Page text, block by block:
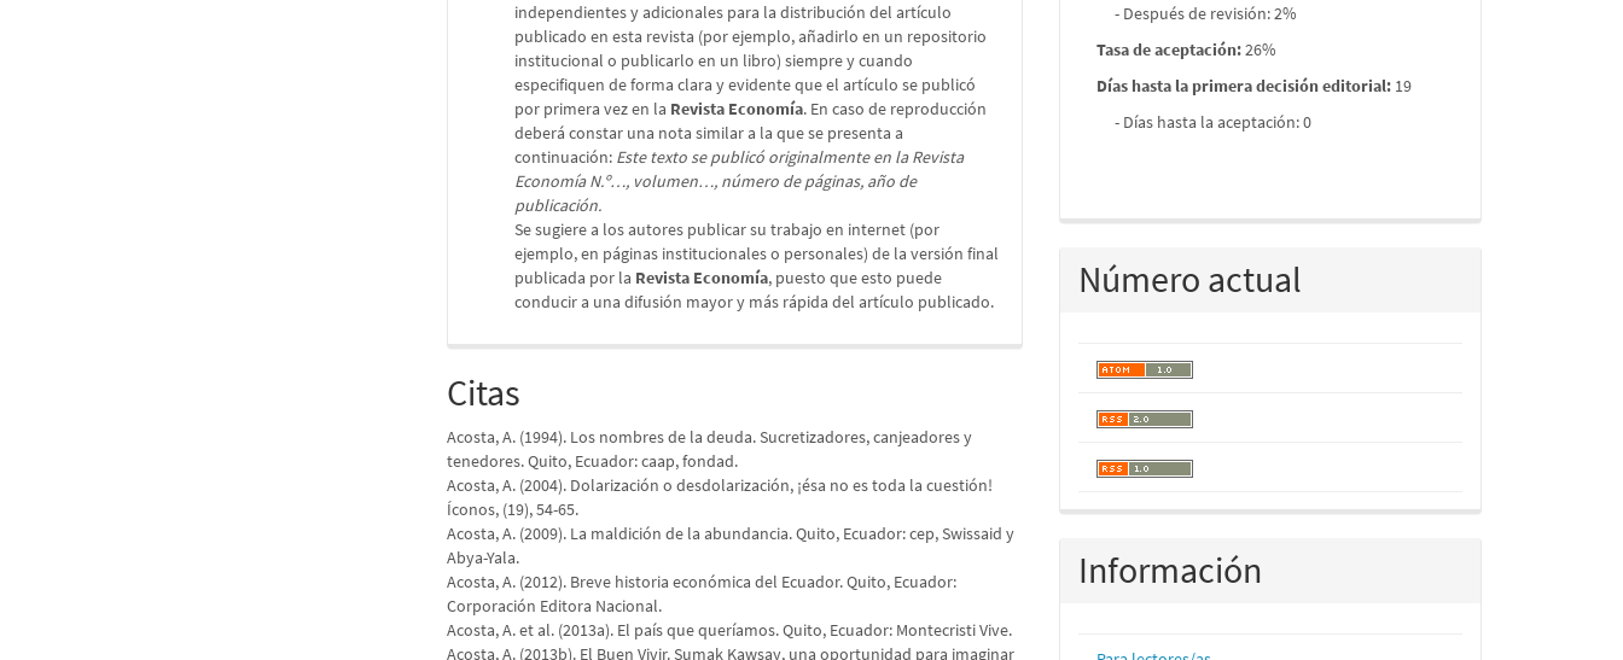
independientes y adicionales para la distribución del artículo
publicado en esta revista (por ejemplo, añadirlo en un repositorio
institucional o publicarlo en un libro) siempre y cuando
especifiquen de forma clara y evidente que el artículo se publicó
por primera vez en la Revista Economía. En caso de reproducción
deberá constar una nota similar a la que se presenta a
continuación: Este texto se publicó originalmente en la Revista
Economía N.º…, volumen…, número de páginas, año de
publicación.
Se sugiere a los autores publicar su trabajo en internet (por
ejemplo, en páginas institucionales o personales) de la versión final
publicada por la Revista Economía, puesto que esto puede
conducir a una difusión mayor y más rápida del artículo publicado.
Citas
Acosta, A. (1994). Los nombres de la deuda. Sucretizadores, canjeadores y
tenedores. Quito, Ecuador: caap, fondad.
Acosta, A. (2004). Dolarización o desdolarización, ¡ésa no es toda la cuestión!
Íconos, (19), 54-65.
Acosta, A. (2009). La maldición de la abundancia. Quito, Ecuador: cep, Swissaid y
Abya-Yala.
Acosta, A. (2012). Breve historia económica del Ecuador. Quito, Ecuador:
Corporación Editora Nacional.
Acosta, A. et al. (2013a). El país que queríamos. Quito, Ecuador: Montecristi Vive.
Acosta, A. (2013b). El Buen Vivir. Sumak Kawsay, una oportunidad para imaginar
- Después de revisión: 2%
Tasa de aceptación:26%
Días hasta la primera decisión editorial: 19
- Días hasta la aceptación: 0
Número actual
Información